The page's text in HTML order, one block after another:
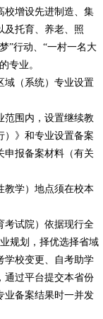
校增设先进制造、集
及托育、养老、照
”行动、“一村一名大
专业。
域（系统）专业设置
范围内，设置继续教
）》和专业设置备案
申报备案材料（有关
教学）地点须在校本
考试院）依据现行全
规划，择优选择省域
学校变更、自考助学
通过平台提交本省份
业备案结果时一并发